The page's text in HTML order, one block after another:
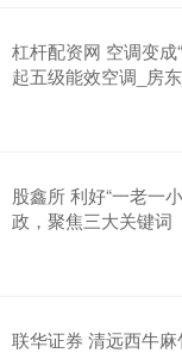
杠杆配资网 空调变成
起五级能效空调_房
股鑫所 利好“一老一
政，聚焦三大关键词
联华证券 清远西牛